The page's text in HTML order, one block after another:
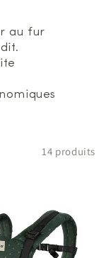
au fur
14 produits